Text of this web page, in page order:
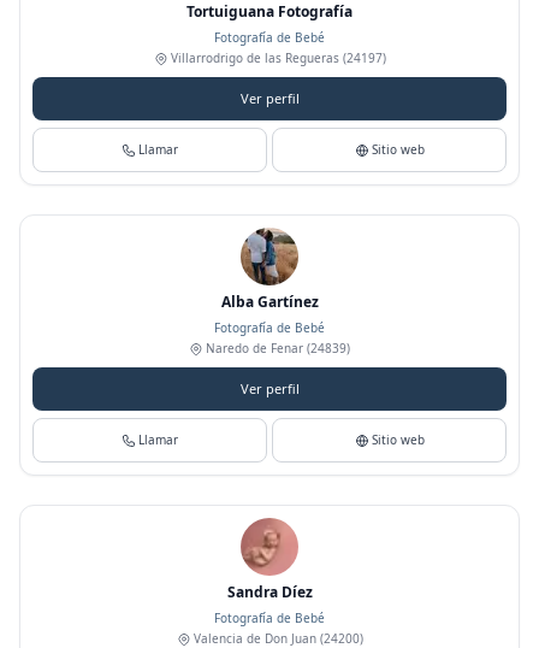
Tortuiguana Fotografía
Fotografía de Bebé
Villarrodrigo de las Regueras(24197)
Ver perfil
Llamar Sitio web
Alba Gartínez
Fotografía de Bebé
Naredo de Fenar (24839)
Ver perfil
Llamar Sitio web
Sandra Díez
Fotografía de Bebé
Valencia de Don Juan(24200)